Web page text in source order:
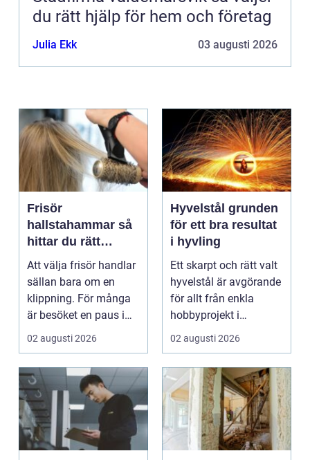
du rätt hjälp för hem och företag
Julia Ekk 03 augusti 2026
Frisör
hallstahammar så
hittar du rätt
salong för stil,
kvalitet och känsla
Att välja frisör handlar
sällan bara om en
klippning. För många
är besöket en paus i
vardagen, ett s...
02 augusti 2026
Hyvelstål grunden
för ett bra resultat
i hyvling
Ett skarpt och rätt valt
hyvelstål är avgörande
för allt från enkla
hobbyprojekt i
verkstaden till k...
02 augusti 2026